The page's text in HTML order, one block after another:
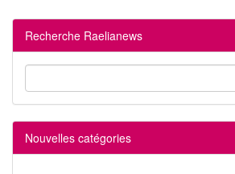
Recherche Raelianews
Nouvelles catégories